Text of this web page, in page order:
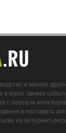
.RU
и многое
в курсе свежих
с портала
и поставить
на интернет-